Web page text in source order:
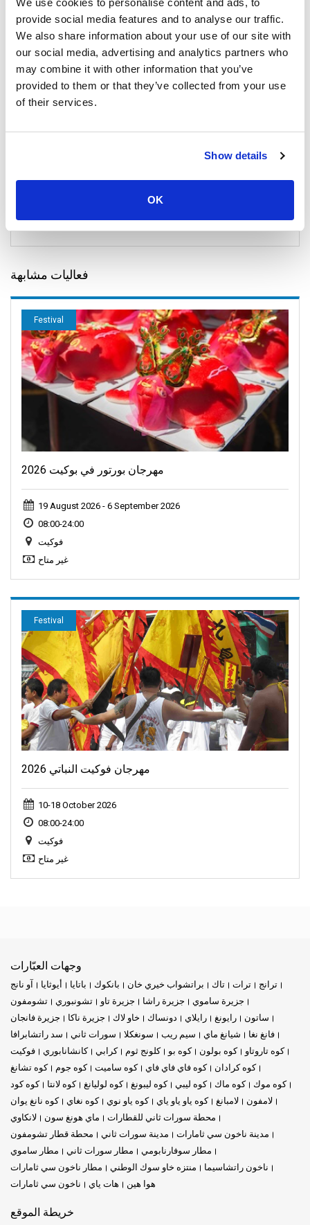
provide social media features and to analyse our traffic.
We also share information about your use of our site with
our social media, advertising and analytics partners who
may combine it with other information that you’ve
provided to them or that they’ve collected from your use
of their services.
Show details
OK
من فوكيت إلى
كوه فاي فاي فاي
من445
THB
تحقق من التوافر
من فوكيت إلى
من فوكيت إلى من600
THB
فعاليات مشابهة
Festival
مهرجان بورتور في بوكيت 2026
19 August 2026 - 6 September 2026
08:00-24:00
فوكيت
غير متاح
Festival
مهرجان فوكيت النباتي 2026
10-18 October 2026
08:00-24:00
فوكيت
غير متاح
وجهات العبّارات
آو نانج أيوثايا باتايا بانكوك براتشواب خيري خان تاك ترات
ترانج
تشومفون
تشونبوري جزيرة تاو جزيرة راشا
جزيرة ساموي
جزيرة فانجان
جزيرة ناكا خاو لاك دونساك رايلاي رايونغ
ساتون
سد راتشابرافا
سورات ثاني سونغكلا سيم ريب شيانغ ماي
فانغ نغا
فوكيت
كانشانابوري كرابي كلونج ثوم كوه بو كوه بولون
كوه تاروتاو
كوه تشانغ
كوه جوم كوه ساميت كوه فاي فاي فاي
كوه كرادان
كوه كود
كوه لانتا كوه لوليانغ كوه ليبونغ كوه ليبي كوه ماك
كوه موك
كوه نانغ يوان
كوه نغاي كوه ياو نوي كوه ياو ياو ياي لامبانغ
لامفون
لانكاوي
ماي هونغ سون
محطة سورات ثاني للقطارات
محطة قطار تشومفون
مدينة سورات ثاني
مدينة ناخون سي ثامارات
مطار ساموي
مطار سورات ثاني
مطار سوفارنابومي
مطار ناخون سي ثامارات
منتزه خاو سوك الوطني
ناخون راتشاسيما
ناخون سي ثامارات
هات ياي هوا هين
خريطة الموقع